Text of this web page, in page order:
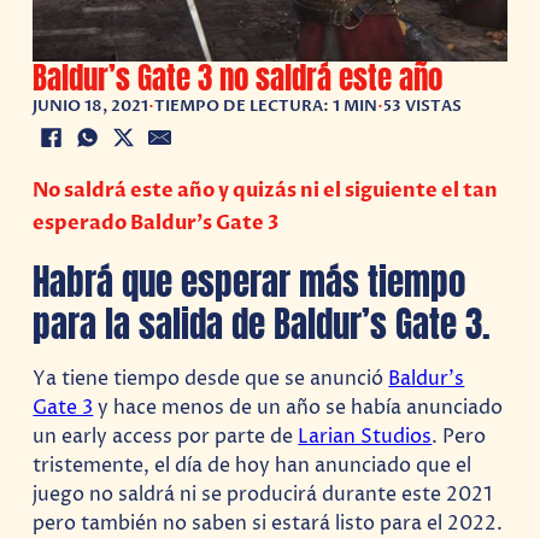
Baldur’s Gate 3 no saldrá este año
JUNIO 18, 2021•TIEMPO DE LECTURA: 1 MIN•53 VISTAS
No saldrá este año y quizás ni el siguiente el tan
esperado Baldur’s Gate 3
Habrá que esperar más tiempo
para la salida de Baldur’s Gate 3.
Ya tiene tiempo desde que se anunció Baldur’s
Gate 3 y hace menos de un año se había anunciado
un early access por parte de Larian Studios. Pero
tristemente, el día de hoy han anunciado que el
juego no saldrá ni se producirá durante este 2021
pero también no saben si estará listo para el 2022.